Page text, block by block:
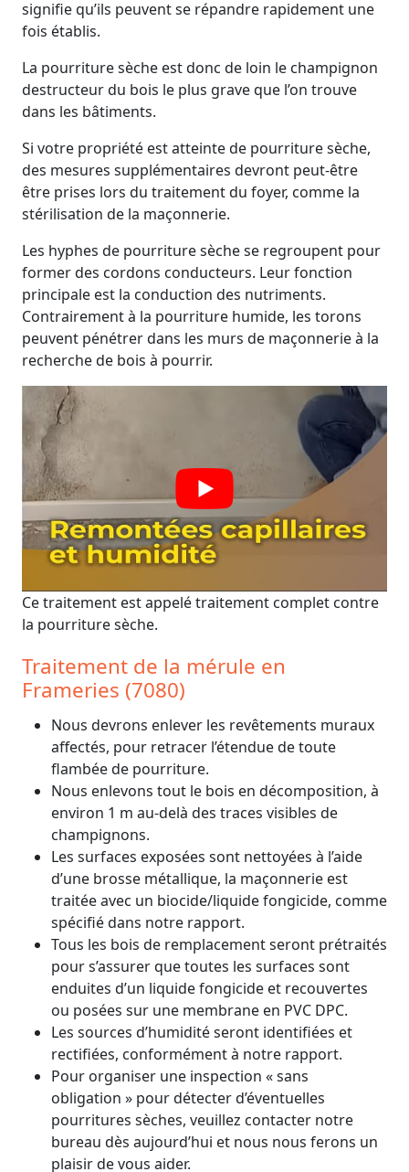
signifie qu’ils peuvent se répandre rapidement une
fois établis.
La pourriture sèche est donc de loin le champignon
destructeur du bois le plus grave que l’on trouve
dans les bâtiments.
Si votre propriété est atteinte de pourriture sèche,
des mesures supplémentaires devront peut-être
être prises lors du traitement du foyer, comme la
stérilisation de la maçonnerie.
Les hyphes de pourriture sèche se regroupent pour
former des cordons conducteurs. Leur fonction
principale est la conduction des nutriments.
Contrairement à la pourriture humide, les torons
peuvent pénétrer dans les murs de maçonnerie à la
recherche de bois à pourrir.
Ce traitement est appelé traitement complet contre
la pourriture sèche.
Traitement de la mérule en
Frameries (7080)
Nous devrons enlever les revêtements muraux
affectés, pour retracer l’étendue de toute
flambée de pourriture.
Nous enlevons tout le bois en décomposition, à
environ 1 m au-delà des traces visibles de
champignons.
Les surfaces exposées sont nettoyées à l’aide
d’une brosse métallique, la maçonnerie est
traitée avec un biocide/liquide fongicide, comme
spécifié dans notre rapport.
Tous les bois de remplacement seront prétraités
pour s’assurer que toutes les surfaces sont
enduites d’un liquide fongicide et recouvertes
ou posées sur une membrane en PVC DPC.
Les sources d’humidité seront identifiées et
rectifiées, conformément à notre rapport.
Pour organiser une inspection « sans
obligation » pour détecter d’éventuelles
pourritures sèches, veuillez contacter notre
bureau dès aujourd’hui et nous nous ferons un
plaisir de vous aider.